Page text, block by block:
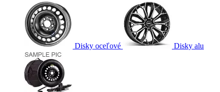
Disky oceľové Disky alu